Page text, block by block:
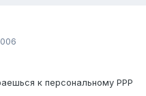
к персональному PPP